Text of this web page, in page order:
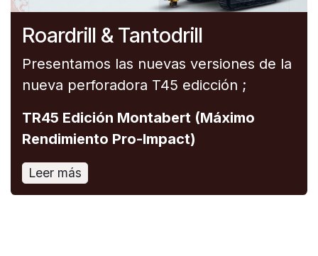
Roardrill & Tantodrill
Presentamos las nuevas versiones de la
nueva perforadora T45 edicción ;
TR45 Edición Montabert (Máximo
Rendimiento Pro-Impact)
Leer más